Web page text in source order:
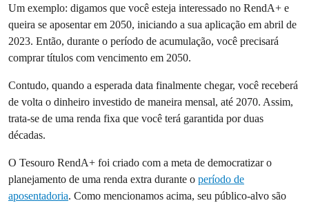
Um exemplo: digamos que você esteja interessado no RendA+ e
queira se aposentar em 2050, iniciando a sua aplicação em abril de
2023. Então, durante o período de acumulação, você precisará
comprar títulos com vencimento em 2050.
Contudo, quando a esperada data finalmente chegar, você receberá
de volta o dinheiro investido de maneira mensal, até 2070. Assim,
trata-se de uma renda fixa que você terá garantida por duas
décadas.
O Tesouro RendA+ foi criado com a meta de democratizar o
planejamento de uma renda extra durante o período de
aposentadoria. Como mencionamos acima, seu público-alvo são